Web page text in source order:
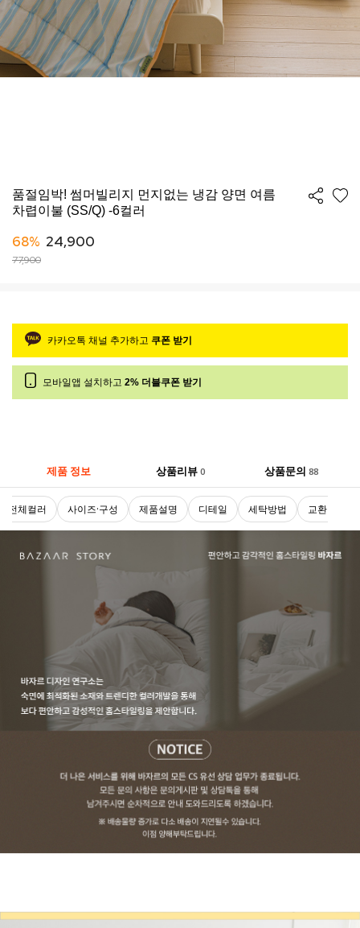
품절임박! 썸머빌리지 먼지없는 냉감 양면 여름
차렵이불 (SS/Q) -6컬러
68% 24,900
77,900
카카오톡 채널 추가하고 쿠폰 받기
모바일앱 설치하고 2% 더블쿠폰 받기
제품 정보 상품리뷰 0 상품문의88
전체컬러 사이즈·구성 제품설명 디테일 세탁방법 교환 및 반